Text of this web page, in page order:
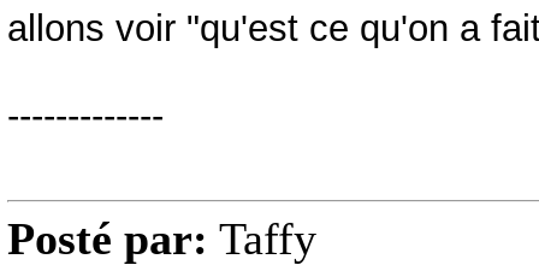
allons voir "qu'est ce qu'on a
-------------
Posté par: Taffy